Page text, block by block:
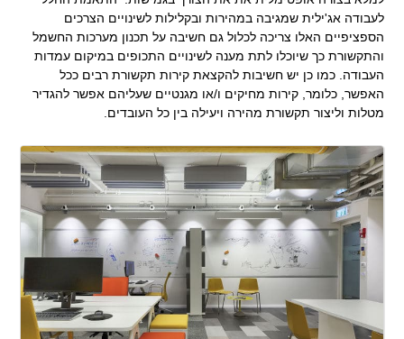
לעבודה אג'ילית שמגיבה במהירות ובקלילות לשינויים הצרכים
הספציפיים האלו צריכה לכלול גם חשיבה על תכנון מערכות החשמל
והתקשורת כך שיוכלו לתת מענה לשינויים התכופים במיקום עמדות
העבודה. כמו כן יש חשיבות להקצאת קירות תקשורת רבים ככל
האפשר, כלומר, קירות מחיקים ו/או מגנטיים שעליהם אפשר להגדיר
מטלות וליצור תקשורת מהירה ויעילה בין כל העובדים.